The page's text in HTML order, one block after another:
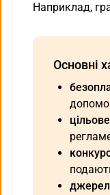
Наприклад,
Основні